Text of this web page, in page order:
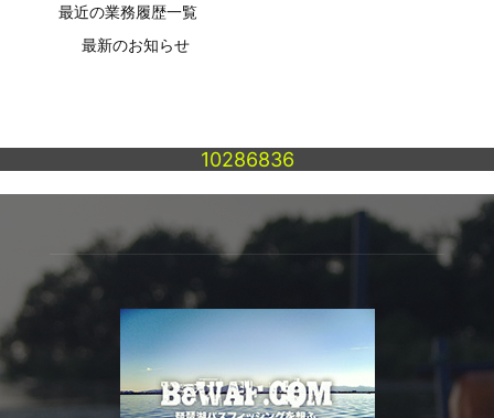
最近の業務履歴一覧
最新のお知らせ
10286836